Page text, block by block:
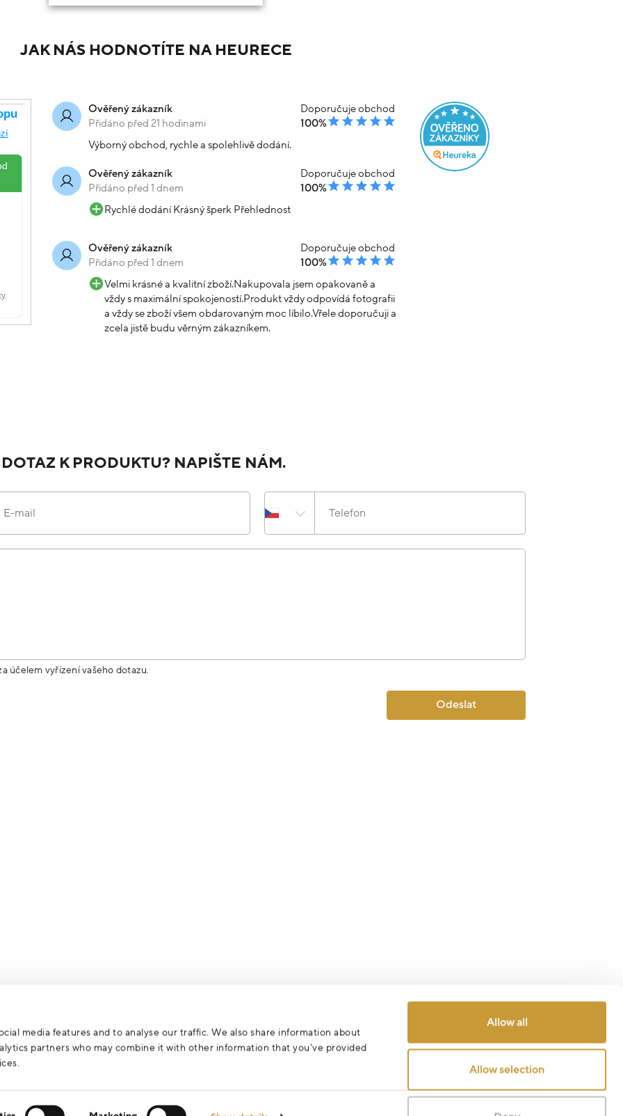
media features and to analyse our traffic. We also share information about
partners who may combine it with other information that you’ve provided
Allow all
Allow selection
JAK NÁS HODNOTÍTE NA HEURECE
Ověřený zákazník
Přidáno před 21 hodinami
Doporučuje obchod
100%
Výborný obchod, rychle a spolehlivě dodání.
Ověřený zákazník
Přidáno před 1 dnem
Doporučuje obchod
100%
Rychlé dodání Krásný šperk Přehlednost
Ověřený zákazník
Přidáno před 1 dnem
Doporučuje obchod
100%
Velmi krásné a kvalitní zboží.Nakupovala jsem opakovaně a
vždy s maximální spokojeností.Produkt vždy odpovídá fotografii
a vždy se zboží všem obdarovaným moc líbilo.Vřele doporučuji a
zcela jistě budu věrným zákazníkem.
K PRODUKTU? NAPIŠTE NÁM.
E-mail Telefon
účelem vyřízení vašeho dotazu.
Odeslat